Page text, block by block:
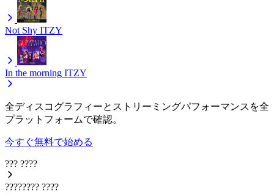
Not Shy ITZY
In the morning ITZY
全ディスコグラフィーとストリーミングパフォーマンスを全
プラットフォームで確認。
今すぐ無料で始める
??? ????
???????? ????